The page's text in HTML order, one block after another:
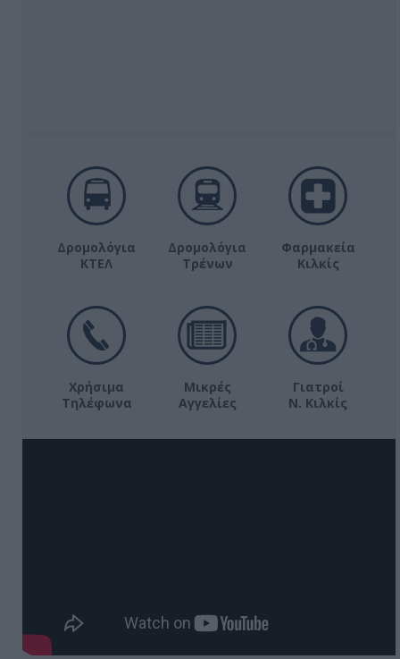
Δρομολόγια
ΚΤΕΛ
Δρομολόγια
Τρένων
Φαρμακεία
Κιλκίς
Χρήσιμα
Τηλέφωνα
Μικρές
Αγγελίες
Γιατροί
Ν. Κιλκίς